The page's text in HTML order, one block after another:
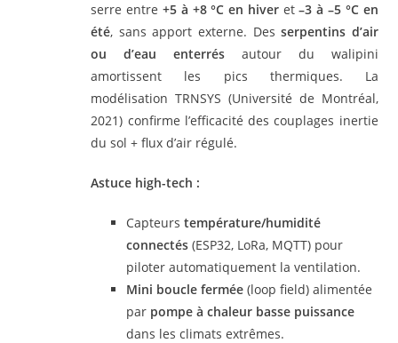
serre entre +5 à +8 °C en hiveret–3 à –5 °C en
été, sans apport externe. Desserpentins d’air
ou d’eau enterrés autour du walipini
amortissent les pics thermiques. La
modélisation TRNSYS (Université de Montréal,
2021) confirme l’efficacité des couplages inertie
du sol + flux d’air régulé.
Astuce high-tech :
Capteurstempérature/humidité
connectés (ESP32, LoRa, MQTT) pour
piloter automatiquement la ventilation.
Mini boucle fermée (loop field) alimentée
par pompe à chaleur basse puissance
dans les climats extrêmes.